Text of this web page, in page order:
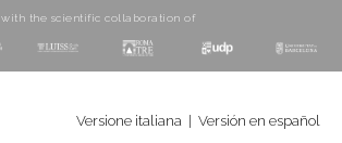
with the scientific collaboration of
Versione italiana
Versión en español